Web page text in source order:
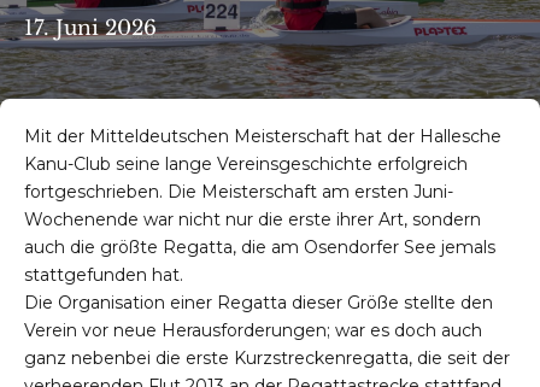
17. Juni 2026
Mit der Mitteldeutschen Meisterschaft hat der Hallesche
Kanu-Club seine lange Vereinsgeschichte erfolgreich
fortgeschrieben. Die Meisterschaft am ersten Juni-
Wochenende war nicht nur die erste ihrer Art, sondern
auch die größte Regatta, die am Osendorfer See jemals
stattgefunden hat.
Die Organisation einer Regatta dieser Größe stellte den
Verein vor neue Herausforderungen; war es doch auch
ganz nebenbei die erste Kurzstreckenregatta, die seit der